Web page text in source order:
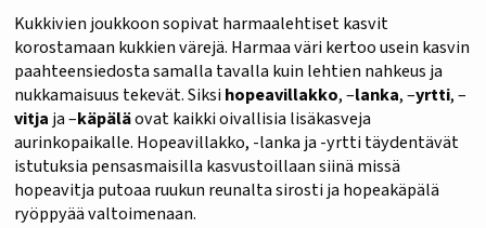
Kukkivien joukkoon sopivat harmaalehtiset kasvit
korostamaan kukkien värejä. Harmaa väri kertoo usein kasvin
paahteensiedosta samalla tavalla kuin lehtien nahkeus ja
nukkamaisuus tekevät. Siksi hopeavillakko, –lanka, –yrtti, –
vitja ja –käpäläovat kaikki oivallisia lisäkasveja
aurinkopaikalle. Hopeavillakko, -lanka ja -yrtti täydentävät
istutuksia pensasmaisilla kasvustoillaan siinä missä
hopeavitja putoaa ruukun reunalta sirosti ja hopeakäpälä
ryöppyää valtoimenaan.